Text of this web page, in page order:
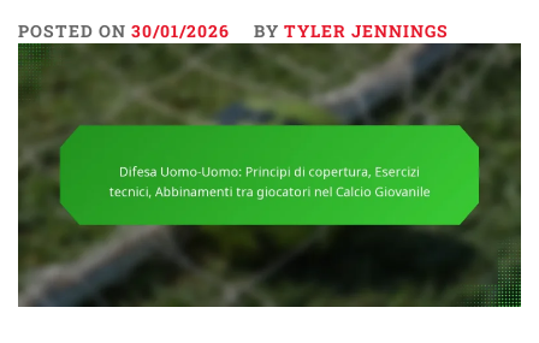
POSTED ON 30/01/2026 BY TYLER JENNINGS